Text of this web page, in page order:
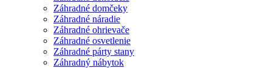
Záhradné domčeky
Záhradné náradie
Záhradné ohrievače
Záhradné osvetlenie
Záhradné párty stany
Záhradný nábytok